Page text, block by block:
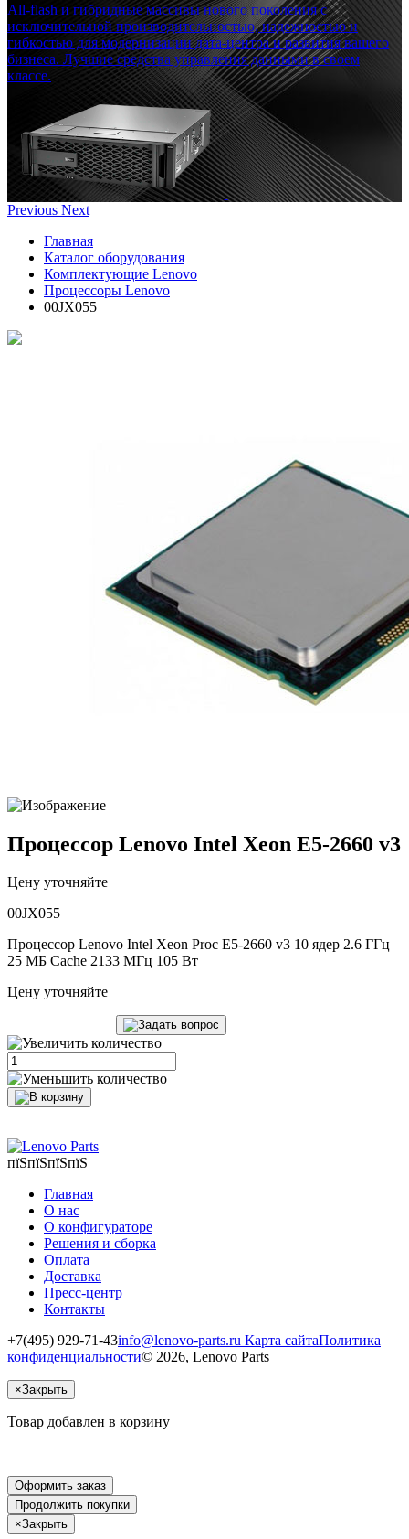
All-flash и гибридные массивы нового поколения с
исключительной производительностью, надежностью и
гибкостью для модернизации дата-центра и развития вашего
бизнеса. Лучшие средства управления данными в своем
классе.
Previous Next
Главная
Каталог оборудования
Комплектующие Lenovo
Процессоры Lenovo
00JX055
Процессор Lenovo Intel Xeon E5-2660 v3
Цену уточняйте
00JX055
Процессор Lenovo Intel Xeon Proc E5-2660 v3 10 ядер 2.6 ГГц
25 МБ Cache 2133 МГц 105 Вт
Цену уточняйте
пїЅпїЅпїЅпїЅ
Главная
О нас
О конфигураторе
Решения и сборка
Оплата
Доставка
Пресс-центр
Контакты
+7(495) 929-71-43info@lenovo-parts.ru Карта сайтаПолитика
конфиденциальности© 2026, Lenovo Parts
×Закрыть
Товар добавлен в корзину
Оформить заказ
Продолжить покупки
×Закрыть